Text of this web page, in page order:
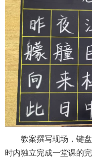
教案撰写现场，键
时内独立完成一堂课的